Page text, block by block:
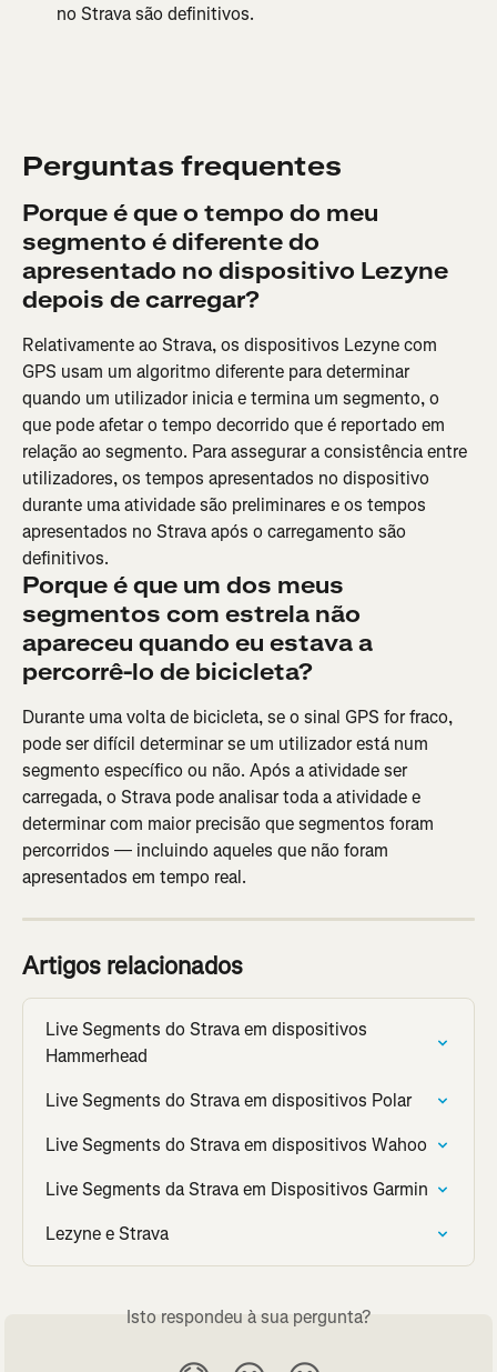
no Strava são definitivos.
Perguntas frequentes
Porque é que o tempo do meu
segmento é diferente do
apresentado no dispositivo Lezyne
depois de carregar?
Relativamente ao Strava, os dispositivos Lezyne com
GPS usam um algoritmo diferente para determinar
quando um utilizador inicia e termina um segmento, o
que pode afetar o tempo decorrido que é reportado em
relação ao segmento. Para assegurar a consistência entre
utilizadores, os tempos apresentados no dispositivo
durante uma atividade são preliminares e os tempos
apresentados no Strava após o carregamento são
definitivos.
Porque é que um dos meus
segmentos com estrela não
apareceu quando eu estava a
percorrê-lo de bicicleta?
Durante uma volta de bicicleta, se o sinal GPS for fraco,
pode ser difícil determinar se um utilizador está num
segmento específico ou não. Após a atividade ser
carregada, o Strava pode analisar toda a atividade e
determinar com maior precisão que segmentos foram
percorridos — incluindo aqueles que não foram
apresentados em tempo real.
Artigos relacionados
Live Segments do Strava em dispositivos
Hammerhead
Live Segments do Strava em dispositivos Polar
Live Segments do Strava em dispositivos Wahoo
Live Segments da Strava em Dispositivos Garmin
Lezyne e Strava
Isto respondeu à sua pergunta?